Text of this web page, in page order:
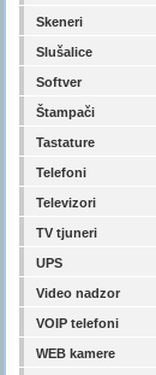
Skeneri
Slušalice
Softver
Štampači
Tastature
Telefoni
Televizori
TV tjuneri
UPS
Video nadzor
VOIP telefoni
WEB kamere